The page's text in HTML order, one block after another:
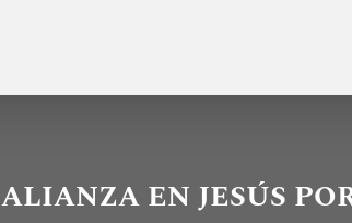
ALIANZA EN JESÚS